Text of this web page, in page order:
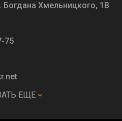
Богдана Хмельницкого, 1В
75
ЕЩЕ